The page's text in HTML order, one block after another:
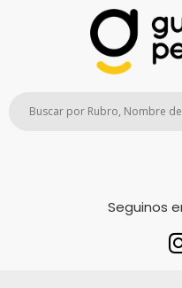
Seguinos